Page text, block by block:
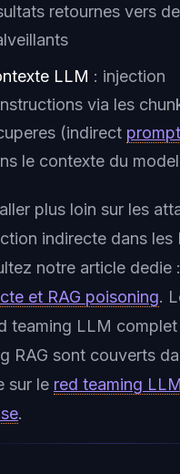
retournes vers
LLM : injection
via les
(indirect
le contexte du
plus loin sur les
indirecte dans les
notre article dedie :
et RAG poisoning.
teaming LLM
RAG sont couverts
sur le red teaming
.